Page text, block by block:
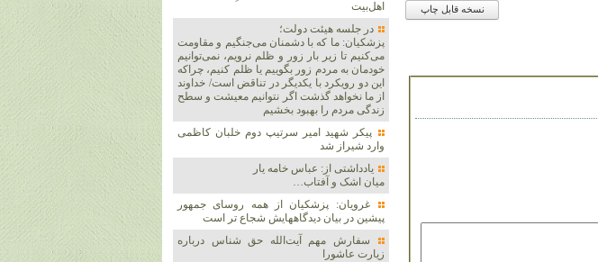
نسخه قابل چاپ
اهل‌بیت
در جلسه هیئت دولت؛
پزشکیان: ما که با دشمنان می‌جنگیم و مقاومت
می‌کنیم تا زیر بار زور و ظلم نرویم، نمی‌توانیم
خودمان به مردم زور بگوییم یا ظلم کنیم، چراکه
این دو رویکرد با یکدیگر در تناقض است/ خداوند
از ما نخواهد گذشت اگر نتوانیم معیشت و سطح
زندگی مردم را بهبود بخشیم
پیکر شهید امیر سرتیپ دوم خلبان کاظمی
وارد شیراز شد
یادداشتی از: عباس خامه یار
میان اشک و آفتاب…
غرویان: پزشکیان از همه روسای جمهور
پیشین در بیان دیدگاههایش شجاع تر است
سفارش مهم آیت‌الله حق شناس درباره
زیارت عاشورا